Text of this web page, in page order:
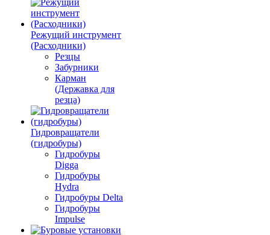
Режущий инструмент
(Расходники)
Резцы
Забурники
Карман
(Державка для
резца)
Гидровращатели
(гидробуры)
Гидробуры
Digga
Гидробуры
Hydra
Гидробуры Delta
Гидробуры
Impulse